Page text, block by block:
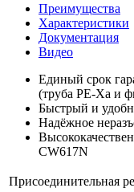
Преимущества
Характеристики
Документация
Видео
Единый срок
(труба PE-Xa и
Быстрый и
Надёжное
CW617N
Присоединительная